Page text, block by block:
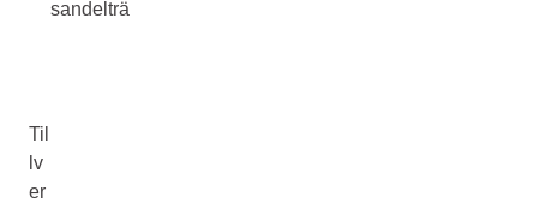
sandelträ
Til
lv
er